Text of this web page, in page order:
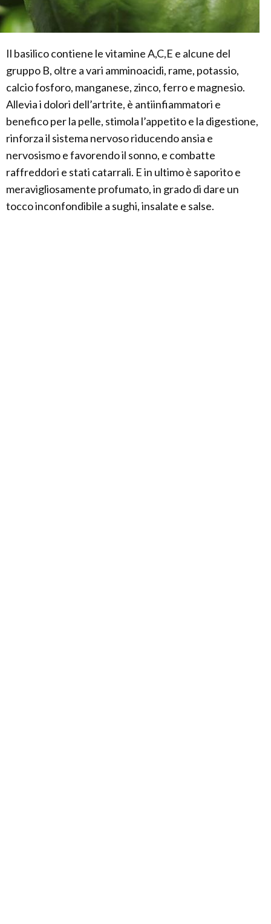
Il basilico contiene le vitamine A,C,E e alcune del
gruppo B, oltre a vari amminoacidi, rame, potassio,
calcio fosforo, manganese, zinco, ferro e magnesio.
Allevia i dolori dell’artrite, è antiinfiammatori e
benefico per la pelle, stimola l’appetito e la digestione,
rinforza il sistema nervoso riducendo ansia e
nervosismo e favorendo il sonno, e combatte
raffreddori e stati catarrali. E in ultimo è saporito e
meravigliosamente profumato, in grado di dare un
tocco inconfondibile a sughi, insalate e salse.